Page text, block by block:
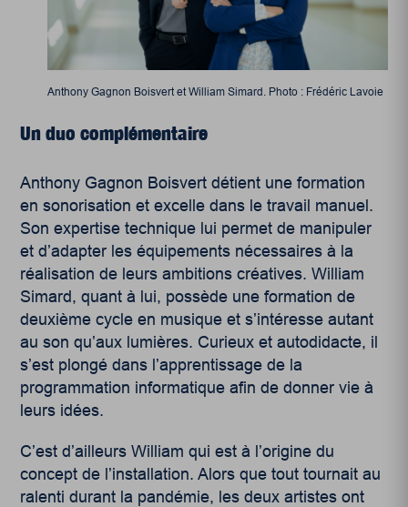
Anthony Gagnon Boisvert et William Simard. Photo : Frédéric Lavoie
Un duo complémentaire
Anthony Gagnon Boisvert détient une formation
en sonorisation et excelle dans le travail manuel.
Son expertise technique lui permet de manipuler
et d’adapter les équipements nécessaires à la
réalisation de leurs ambitions créatives. William
Simard, quant à lui, possède une formation de
deuxième cycle en musique et s’intéresse autant
au son qu’aux lumières. Curieux et autodidacte, il
s’est plongé dans l’apprentissage de la
programmation informatique afin de donner vie à
leurs idées.
C’est d’ailleurs William qui est à l’origine du
concept de l’installation. Alors que tout tournait au
ralenti durant la pandémie, les deux artistes ont